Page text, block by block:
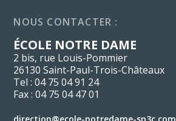
NOUS CONTACTER :
ÉCOLE NOTRE DAME
2 bis, rue Louis-Pommier
26130 Saint-Paul-Trois-Châteaux
Tel : 04 75 04 91 24
Fax : 04 75 04 47 01